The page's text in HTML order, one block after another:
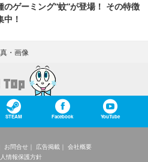
のゲーミング“蚊”が登場！ その特徴
！
・画像
STEAM Facebook YouTube
お問合せ 広告掲載
会社概要
情報保護方針